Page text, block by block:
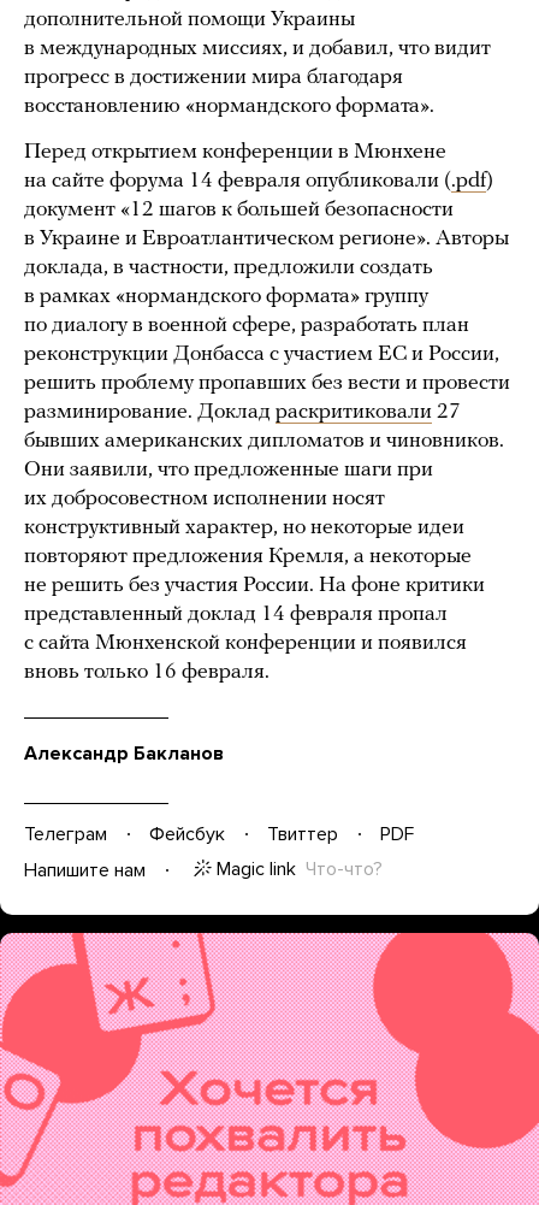
дополнительной помощи Украины
в международных миссиях, и добавил, что видит
прогресс в достижении мира благодаря
восстановлению «нормандского формата».
Перед открытием конференции в Мюнхене
на сайте форума 14 февраля опубликовали (.pdf)
документ «12 шагов к большей безопасности
в Украине и Евроатлантическом регионе». Авторы
доклада, в частности, предложили создать
в рамках «нормандского формата» группу
по диалогу в военной сфере, разработать план
реконструкции Донбасса с участием ЕС и России,
решить проблему пропавших без вести и провести
разминирование. Доклад раскритиковали 27
бывших американских дипломатов и чиновников.
Они заявили, что предложенные шаги при
их добросовестном исполнении носят
конструктивный характер, но некоторые идеи
повторяют предложения Кремля, а некоторые
не решить без участия России. На фоне критики
представленный доклад 14 февраля пропал
с сайта Мюнхенской конференции и появился
вновь только 16 февраля.
Александр Бакланов
Телеграм Фейсбук Твиттер
PDF
Напишите нам
Magic link Что-что?